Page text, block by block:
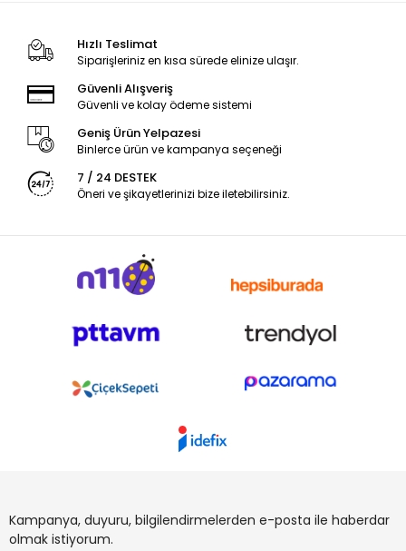
Hızlı Teslimat
Siparişleriniz en kısa sürede elinize ulaşır.
Güvenli Alışveriş
Güvenli ve kolay ödeme sistemi
Geniş Ürün Yelpazesi
Binlerce ürün ve kampanya seçeneği
7 / 24 DESTEK
Öneri ve şikayetlerinizi bize iletebilirsiniz.
Kampanya, duyuru, bilgilendirmelerden e-posta ile haberdar
olmak istiyorum.